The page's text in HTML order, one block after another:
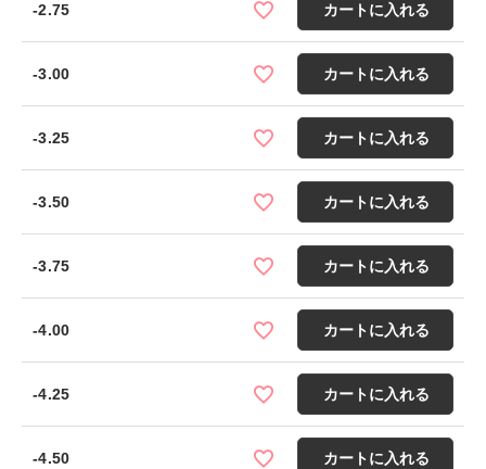
-2.75 カートに入れる
-3.00 カートに入れる
-3.25 カートに入れる
-3.50 カートに入れる
-3.75 カートに入れる
-4.00 カートに入れる
-4.25 カートに入れる
-4.50 カートに入れる